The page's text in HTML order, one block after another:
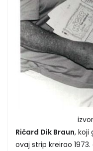
Ričard Dik Braun, koji
ovaj strip kreirao